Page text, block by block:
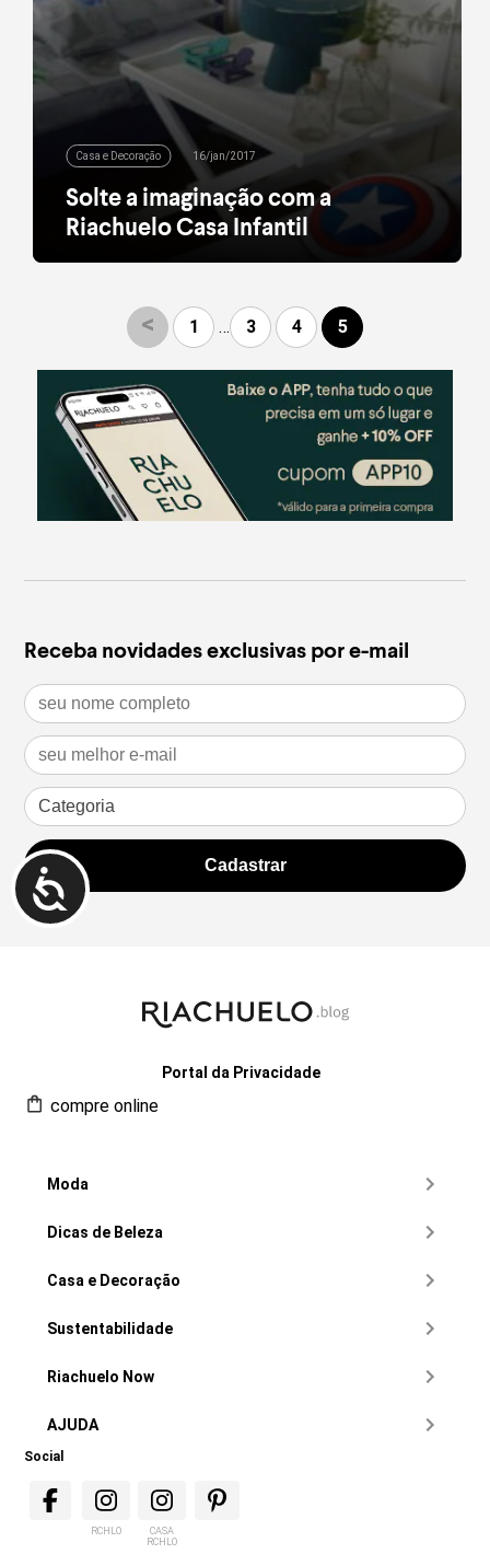
Casa e Decoração 16/jan/2017
Solte a imaginação com a
Riachuelo Casa Infantil
Não são só os adultos que vão se encantar com as
criançada também estão presentes nas lojas
Riachuelo Casa de todo o Brasil! O verão delas vai
ser bem mais fresquinho com o reino de Frozen –
Elsa, Anna e […]
leia mais
< 1 … 3 4 5
Receba novidades exclusivas por e-mail
Portal da Privacidade
compre online
Moda
Dicas de Beleza
Casa e Decoração
Sustentabilidade
Riachuelo Now
AJUDA
Social
RCHLO
CASA
RCHLO